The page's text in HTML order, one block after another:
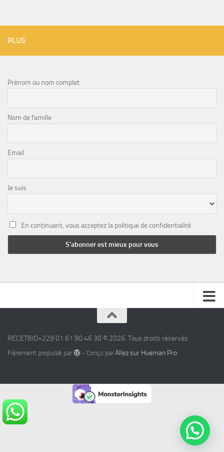
PLUS
Prénom ou nom complet
Nom de famille
Email
Je suis
En continuant, vous acceptez la politique de confidentialité
RECETBIO+229 01 61 90 46 30 © 2026. Tous droits réservés.
Fièrement propulsé par - Conçu par Allez sur Hueman Pro